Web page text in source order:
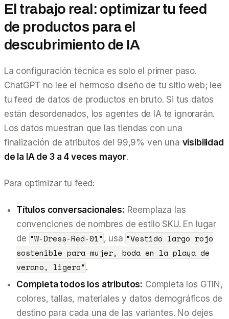
El trabajo real: optimizar tu feed
de productos para el
descubrimiento de IA
La configuración técnica es solo el primer paso.
ChatGPT no lee el hermoso diseño de tu sitio web; lee
tu feed de datos de productos en bruto. Si tus datos
están desordenados, los agentes de IA te ignorarán.
Los datos muestran que las tiendas con una
finalización de atributos del 99,9% ven una visibilidad
de la IA de 3 a 4 veces mayor.
Para optimizar tu feed:
Títulos conversacionales: Reemplaza las
convenciones de nombres de estilo SKU. En lugar
de "W-Dress-Red-01" , usa "Vestido largo rojo
sostenible para mujer, boda en la playa de
verano, ligero" .
Completa todos los atributos: Completa los GTIN,
colores, tallas, materiales y datos demográficos de
destino para cada una de las variantes. No dejes